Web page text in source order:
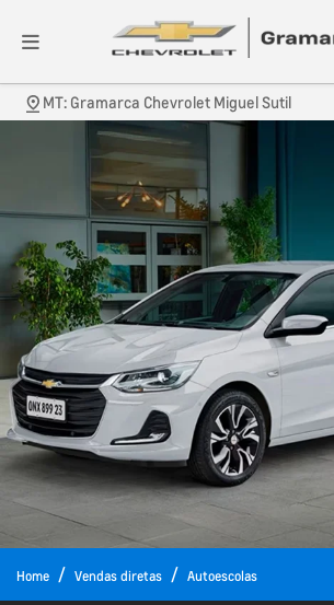
MT: Gramarca Chevrolet Miguel Sutil
Home Vendas diretas Autoescolas